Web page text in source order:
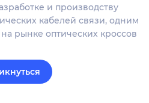
и производству
кабелей связи, одним
рынке оптических кроссов